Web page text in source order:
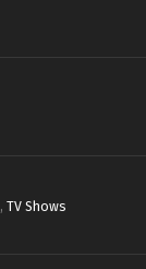
, TV Shows